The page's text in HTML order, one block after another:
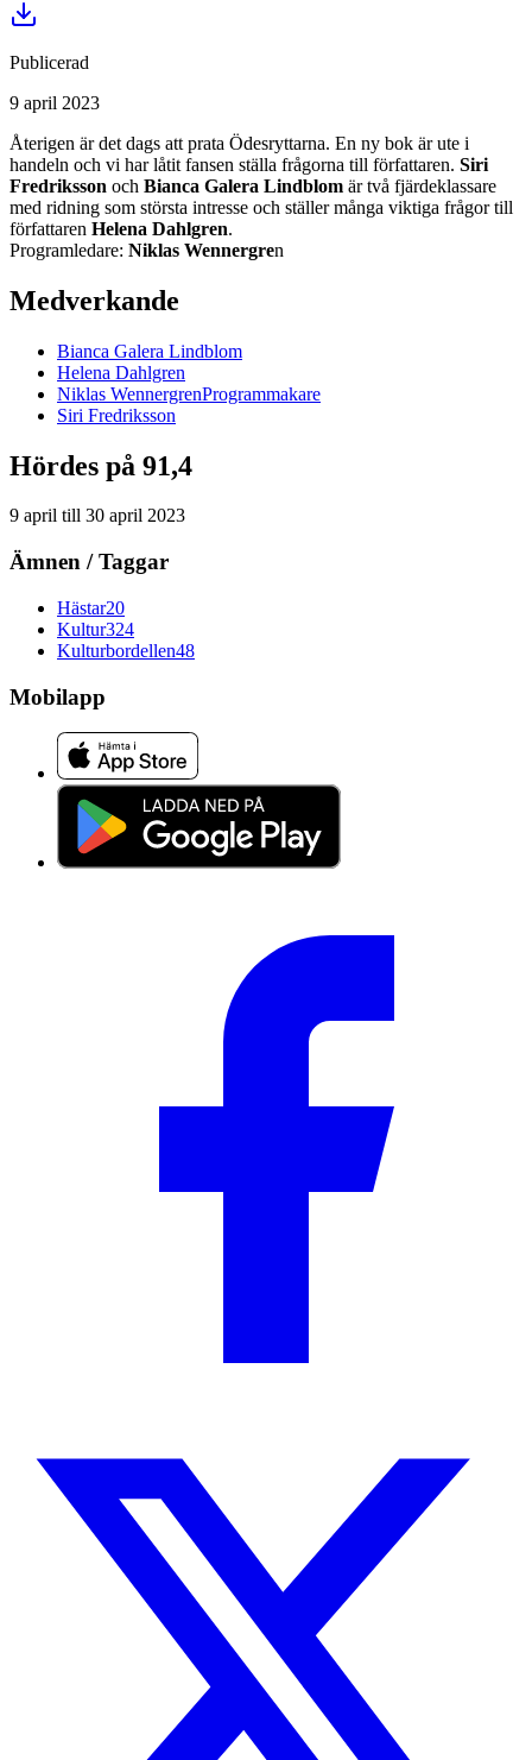
Publicerad
9 april 2023
Återigen är det dags att prata Ödesryttarna. En ny bok är ute i
handeln och vi har låtit fansen ställa frågorna till författaren. Siri
Fredriksson och Bianca Galera Lindblom är två fjärdeklassare
med ridning som största intresse och ställer många viktiga frågor till
författaren Helena Dahlgren.
Programledare: Niklas Wennergren
Medverkande
Bianca Galera Lindblom
Helena Dahlgren
Niklas WennergrenProgrammakare
Siri Fredriksson
Hördes på 91,4
9 april till 30 april 2023
Ämnen / Taggar
Hästar20
Kultur324
Kulturbordellen48
Mobilapp